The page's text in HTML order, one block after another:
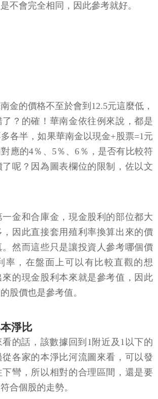
不會完全相同，因此參考就好。
金的價格不至於會到12.5元這麼低，
？的確！華南金依往例來說，都是
各半，如果華南金以現金+股票=1元
應的4％、5％、6％，是否有比較符
呢？因為圖表欄位的限制，佐以文
金和合庫金，現金股利的部位都大
因此直接套用殖利率換算出來的價
然而這些只是讓投資人參考哪個價
率，在盤面上可以有比較直觀的想
的現金股利本來就是參考值，因此
股價也是參考值。
淨比
的話，該數據回到1附近及1以下的
各家的本淨比河流圖來看，可以發
彎，所以相對的合理區間，還是要
合個股的走勢。